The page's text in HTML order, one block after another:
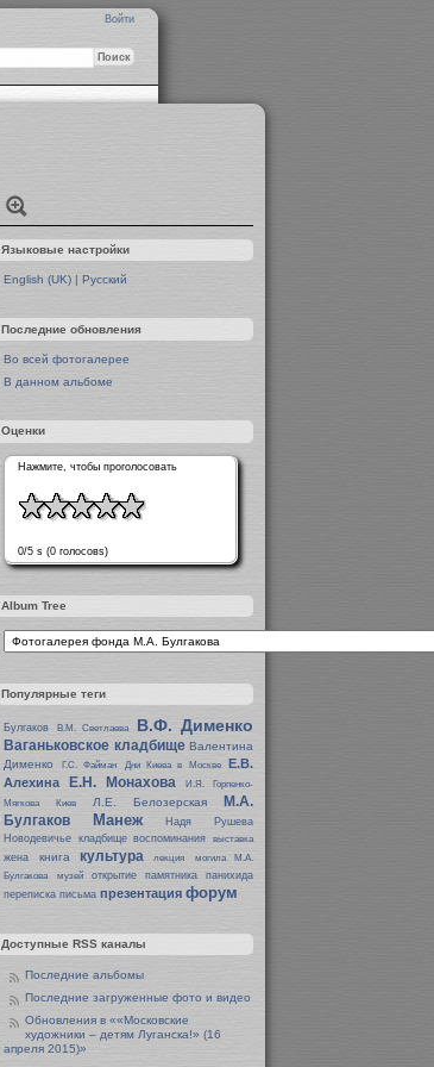
Войти
Языковые настройки
English (UK) Русский
Последние обновления
Во всей фотогалерее
В данном альбоме
Оценки
Нажмите, чтобы проголосовать
0/5 s (0 голосовs)
Album Tree
Популярные теги
Булгаков В.М. Светлаева В.Ф. Дименко
Ваганьковское кладбище Валентина
Дименко
Г.С. Файман Дни Киева в Москве
Е.В.
Алехина
Е.Н. Монахова
И.Я. Горпенко-
Мягкова
Киев Л.Е. Белозерская
М.А.
Булгаков
Манеж
Надя Рушева
Новодевичье кладбище воспоминания выставка
жена книга культура лекция
могила М.А.
Булгакова
музей открытие памятника
панихида
переписка письма презентация форум
Доступные RSS каналы
Последние альбомы
Последние загруженные фото и видео
Обновления в ««Московские
художники – детям Луганска!» (16
апреля 2015)»